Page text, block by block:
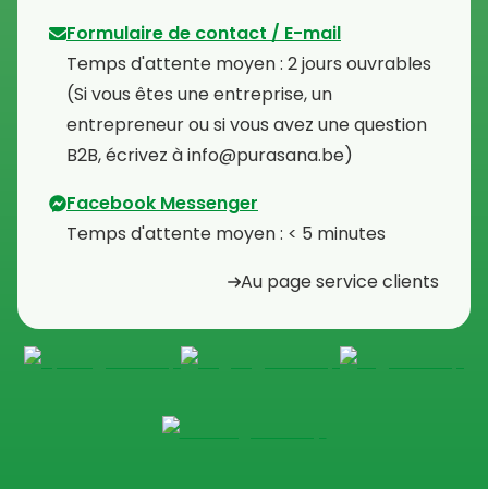
Formulaire de contact / E-mail
Temps d'attente moyen : 2 jours ouvrables
⁠(Si vous êtes une entreprise, un
entrepreneur ou si vous avez une question
B2B, écrivez à info@purasana.be)
Facebook Messenger
Temps d'attente moyen : < 5 minutes
Au page service clients